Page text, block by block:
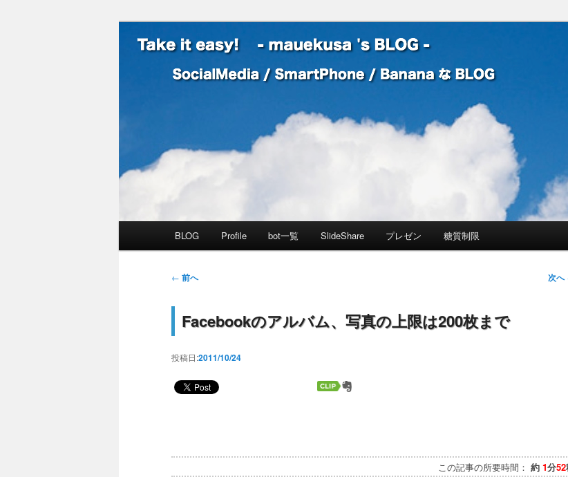
Take it easy! – mauekusa 's BLOG -
メインコンテンツへ移動
サブコンテンツへ移動
BLOG Profile bot一覧 SlideShare プレゼン 糖質制限
投稿ナビゲーション
← 前へ 次へ
Facebookのアルバム、写真の上限は200枚まで
投稿日:2011/10/24
この記事の所要時間： 約 1分52